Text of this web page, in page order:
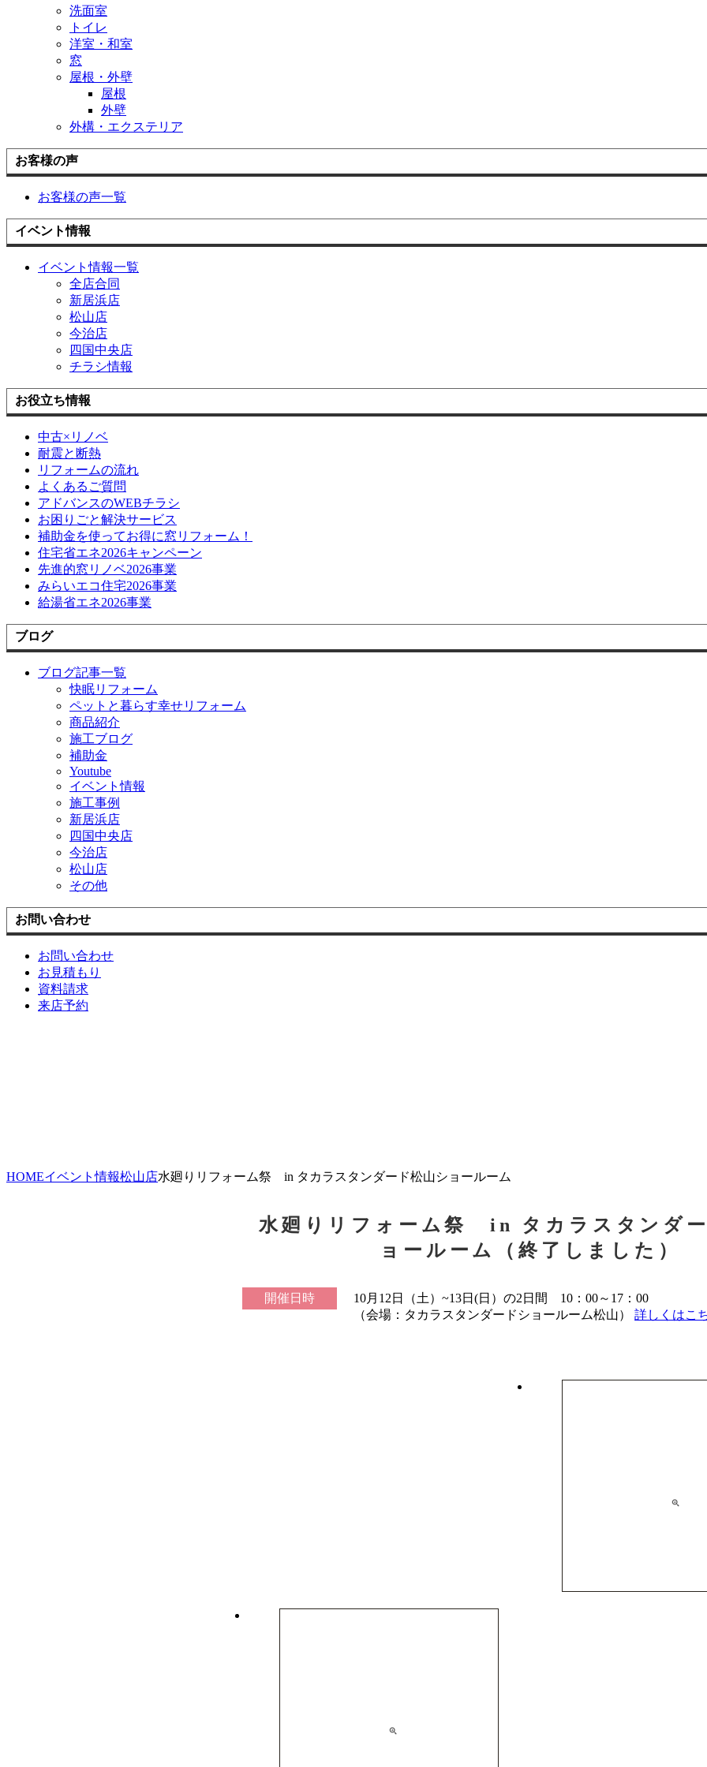
洗面室
トイレ
洋室・和室
窓
屋根・外壁
屋根
外壁
外構・エクステリア
お客様の声
お客様の声一覧
イベント情報
イベント情報一覧
全店合同
新居浜店
松山店
今治店
四国中央店
チラシ情報
お役立ち情報
中古×リノベ
耐震と断熱
リフォームの流れ
よくあるご質問
アドバンスのWEBチラシ
お困りごと解決サービス
補助金を使ってお得に窓リフォーム！
住宅省エネ2026キャンペーン
先進的窓リノベ2026事業
みらいエコ住宅2026事業
給湯省エネ2026事業
ブログ
ブログ記事一覧
快眠リフォーム
ペットと暮らす幸せリフォーム
商品紹介
施工ブログ
補助金
Youtube
イベント情報
施工事例
新居浜店
四国中央店
今治店
松山店
その他
お問い合わせ
お問い合わせ
お見積もり
資料請求
来店予約
HOMEイベント情報松山店水廻りリフォーム祭 in タカラスタンダード松山ショールーム
水廻りリフォーム祭 in タカラスタンダー
ョールーム（終了しました）
開催日時
10月12日（土）~13日(日）の2日間 10：00～17：00
（会場：タカラスタンダードショールーム松山）詳しくはこ